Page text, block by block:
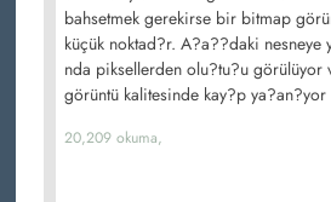
bahsetmek gerekirse bir bitmap
küçük noktad?r. A?a??daki nesneye
nda piksellerden olu?tu?u görülüyor
görüntü kalitesinde kay?p ya?an?yor
20,209 okuma,